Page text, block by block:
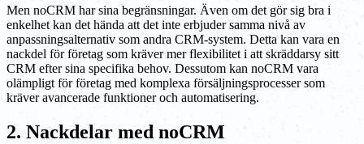
Men noCRM har sina begränsningar. Även om det gör sig bra i
enkelhet kan det hända att det inte erbjuder samma nivå av
anpassningsalternativ som andra CRM-system. Detta kan vara en
nackdel för företag som kräver mer flexibilitet i att skräddarsy sitt
CRM efter sina specifika behov. Dessutom kan noCRM vara
olämpligt för företag med komplexa försäljningsprocesser som
kräver avancerade funktioner och automatisering.
2. Nackdelar med noCRM